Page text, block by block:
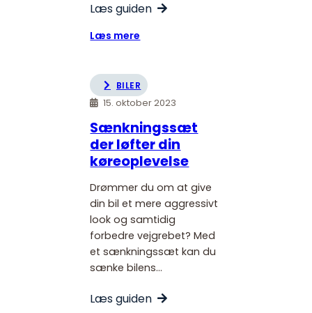
Læs guiden
Læs mere
rette
rullebremse
dit
værksted
BILER
15. oktober 2023
Sænkningssæt
der løfter din
køreoplevelse
Drømmer du om at give
din bil et mere aggressivt
look og samtidig
forbedre vejgrebet? Med
et sænkningssæt kan du
sænke bilens…
Læs guiden